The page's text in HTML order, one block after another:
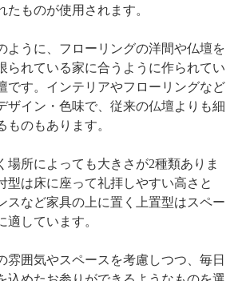
たものが使用されます。
ように、フローリングの洋間や仏壇を
られている家に合うように作られてい
です。インテリアやフローリングなど
ザイン・色味で、従来の仏壇よりも細
ものもあります。
場所によっても大きさが2種類ありま
型は床に座って礼拝しやすい高さと
スなど家具の上に置く上置型はスペー
適しています。
雰囲気やスペースを考慮しつつ、毎日